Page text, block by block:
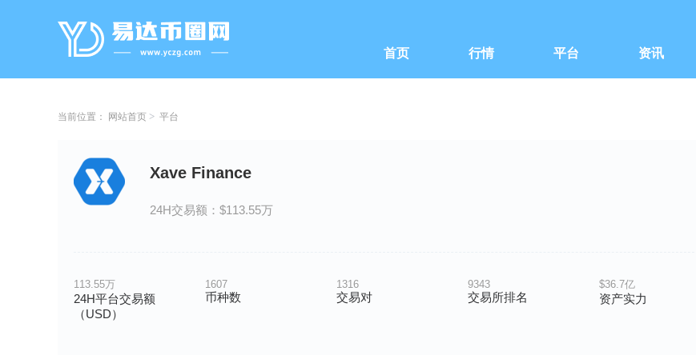
首页 行情 平台 资讯
当前位置： 网站首页 平台
Xave Finance
24H交易额：$113.55万
113.55万
24H平台交易额
（USD）
1607
币种数
1316
交易对
9343
交易所排名
$36.7亿
资产实力